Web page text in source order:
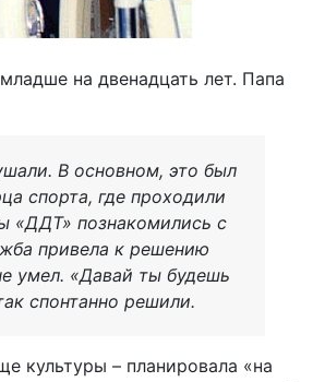
на двенадцать лет. Папа
В основном, это был
спорта, где проходили
«ДДТ» познакомились с
привела к решению
умел. «Давай ты будешь
спонтанно решили.
культуры – планировала «на